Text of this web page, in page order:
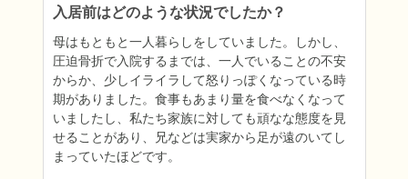
入居前はどのような状況でしたか？
母はもともと一人暮らしをしていました。しかし、
圧迫骨折で入院するまでは、一人でいることの不安
からか、少しイライラして怒りっぽくなっている時
期がありました。食事もあまり量を食べなくなって
いましたし、私たち家族に対しても頑なな態度を見
せることがあり、兄などは実家から足が遠のいてし
まっていたほどです。